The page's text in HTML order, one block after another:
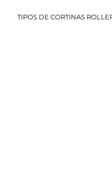
TIPOS DE CORTINAS